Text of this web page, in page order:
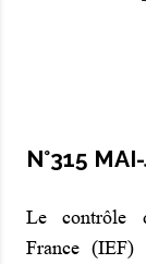
N°315
Le contrôle
France (IEF)